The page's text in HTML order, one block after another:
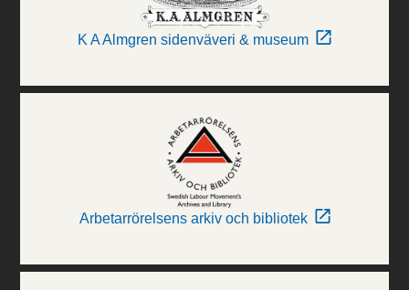
K A Almgren sidenväveri & museum
Arbetarrörelsens arkiv och bibliotek